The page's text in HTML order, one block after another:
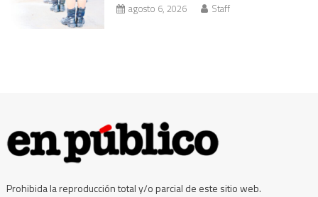
agosto 6, 2026 Staff
Prohibida la reproducción total y/o parcial de este sitio web.